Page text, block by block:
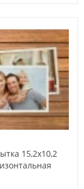
15,2x10,2